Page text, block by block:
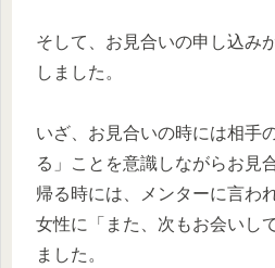
そして、お見合いの申し込み
しました。
いざ、お見合いの時には相手
る」ことを意識しながらお見
帰る時には、メンターに言わ
女性に「また、次もお会いし
ました。